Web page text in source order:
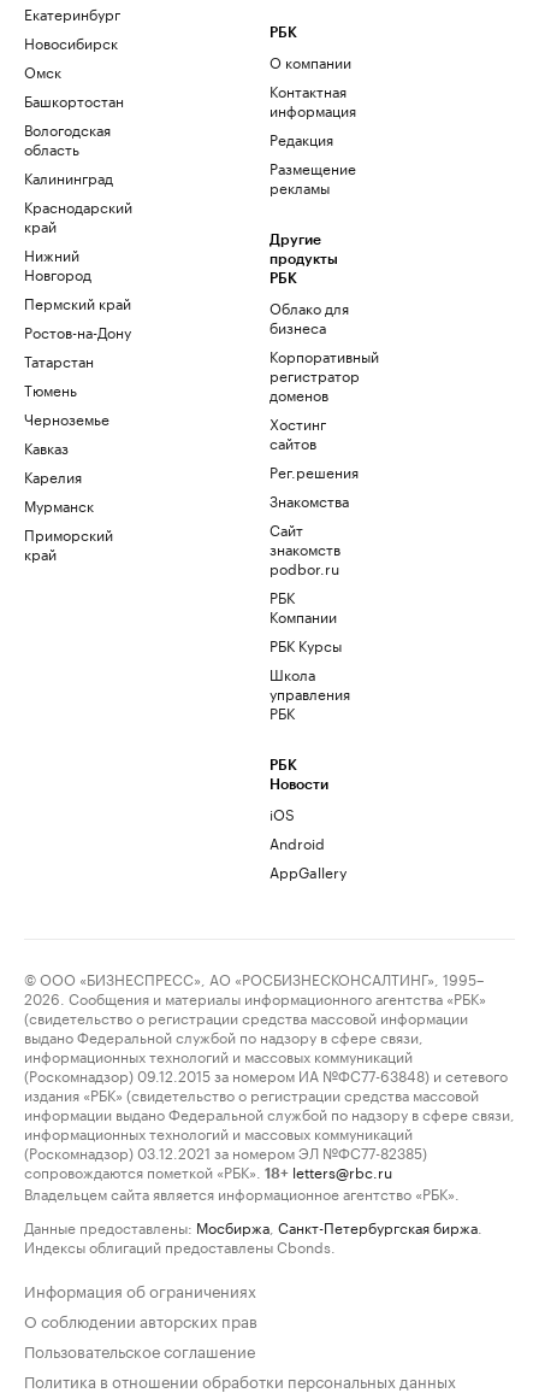
Екатеринбург
Новосибирск
Омск
Башкортостан
Вологодская
область
Калининград
Краснодарский
край
Нижний
Новгород
Пермский край
Ростов-на-Дону
Татарстан
Тюмень
Черноземье
Кавказ
Карелия
Мурманск
Приморский
край
РБК
О компании
Контактная
информация
Редакция
Размещение
рекламы
Другие
продукты
РБК
Облако для
бизнеса
Корпоративный
регистратор
доменов
Хостинг
сайтов
Рег.решения
Знакомства
Сайт
знакомств
podbor.ru
РБК
Компании
РБК Курсы
Школа
управления
РБК
РБК
Новости
iOS
Android
AppGallery
© ООО «БИЗНЕСПРЕСС», АО «РОСБИЗНЕСКОНСАЛТИНГ», 1995–
2026. Сообщения и материалы информационного агентства «РБК»
(свидетельство о регистрации средства массовой информации
выдано Федеральной службой по надзору в сфере связи,
информационных технологий и массовых коммуникаций
(Роскомнадзор) 09.12.2015 за номером ИА №ФС77-63848) и сетевого
издания «РБК» (свидетельство о регистрации средства массовой
информации выдано Федеральной службой по надзору в сфере связи,
информационных технологий и массовых коммуникаций
(Роскомнадзор) 03.12.2021 за номером ЭЛ №ФС77-82385)
сопровождаются пометкой «РБК».
18+ letters@rbc.ru
Владельцем сайта является информационное агентство «РБК».
Данные предоставлены: Мосбиржа Санкт-Петербургская биржа
Индексы облигаций предоставлены Cbonds.
Информация об ограничениях
О соблюдении авторских прав
Пользовательское соглашение
Политика в отношении обработки персональных данных